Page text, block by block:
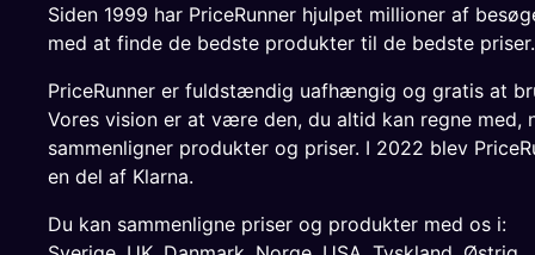
Siden 1999 har PriceRunner hjulpet millioner af
med at finde de bedste produkter til de bedste priser.
PriceRunner er fuldstændig uafhængig og gratis at
Vores vision er at være den, du altid kan regne med,
sammenligner produkter og priser. I 2022 blev
en del af Klarna.
Du kan sammenligne priser og produkter med os i: